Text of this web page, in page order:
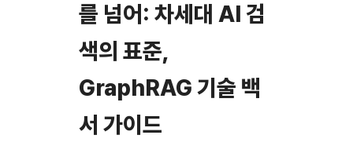
를 넘어: 차세대 AI 검
색의 표준,
GraphRAG 기술 백
서 가이드